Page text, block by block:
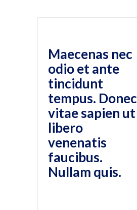
Maecenas nec
odio et ante
tincidunt
tempus. Donec
vitae sapien ut
libero
venenatis
faucibus.
Nullam quis.